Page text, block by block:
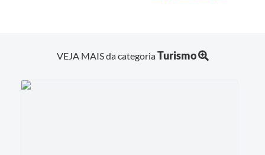
VEJA MAIS da categoriaTurismo